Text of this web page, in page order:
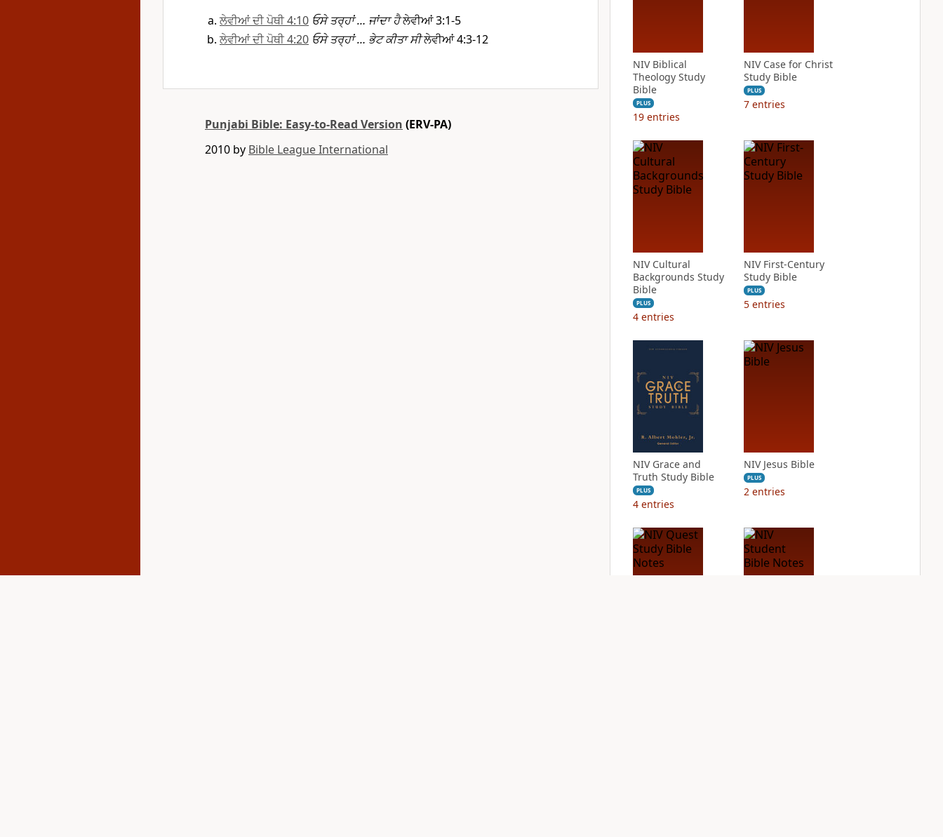
ਲੇਵੀਆਂ ਦੀ ਪੋਥੀ 4:10 ਓਸੇ ਤਰ੍ਹਾਂ … ਜਾਂਦਾ ਹੈਲੇਵੀਆਂ 3:1-5
ਲੇਵੀਆਂ ਦੀ ਪੋਥੀ 4:20 ਓਸੇ ਤਰ੍ਹਾਂ … ਭੇਟ ਕੀਤਾ ਸੀਲੇਵੀਆਂ 4:3-12
Punjabi Bible: Easy-to-Read Version (ERV-PA)
2010 by Bible League International
NIV Biblical
Theology Study
Bible
PLUS
19 entries
NIV Case for Christ
Study Bible
PLUS
7 entries
NIV Cultural
Backgrounds Study
Bible
PLUS
4 entries
NIV First-Century
Study Bible
PLUS
5 entries
NIV Grace and
Truth Study Bible
PLUS
4 entries
NIV Jesus Bible
PLUS
2 entries